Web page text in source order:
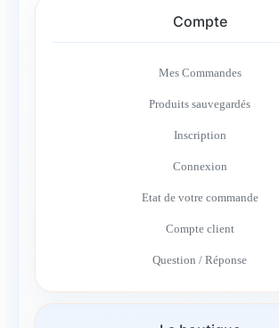
Compte
Mes Commandes
Produits sauvegardés
Inscription
Connexion
Etat de votre commande
Compte client
Question / Réponse